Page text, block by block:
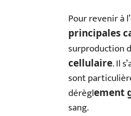
Pour revenir à
principales
surproduction
cellulaire. Il
sont
dérèglement
sang.